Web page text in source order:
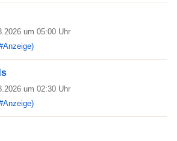
um 05:00 Uhr
um 02:30 Uhr